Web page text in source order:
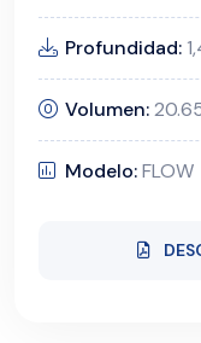
Profundidad:
Volumen:
Modelo:FLOW